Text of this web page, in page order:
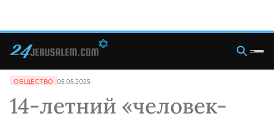
ОБЩЕСТВО 05.05.2025
14-летний «человек-